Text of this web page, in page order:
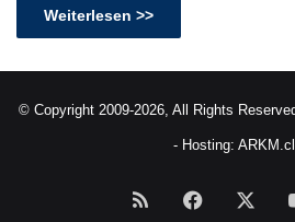
Weiterlesen >>
© Copyright 2009-2026, All Rights
- Hosting:
RSS Facebook